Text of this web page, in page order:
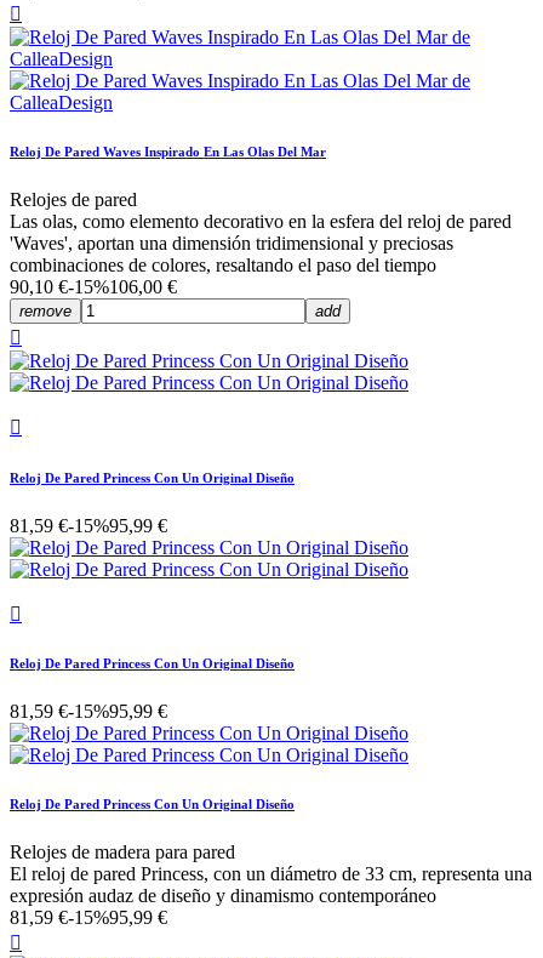

Reloj De Pared Waves Inspirado En Las Olas Del Mar
Relojes de pared
Las olas, como elemento decorativo en la esfera del reloj de pared
'Waves', aportan una dimensión tridimensional y preciosas
combinaciones de colores, resaltando el paso del tiempo
90,10 €-15%106,00 €
remove add


Reloj De Pared Princess Con Un Original Diseño
81,59 €-15%95,99 €

Reloj De Pared Princess Con Un Original Diseño
81,59 €-15%95,99 €
Reloj De Pared Princess Con Un Original Diseño
Relojes de madera para pared
El reloj de pared Princess, con un diámetro de 33 cm, representa una
expresión audaz de diseño y dinamismo contemporáneo
81,59 €-15%95,99 €
